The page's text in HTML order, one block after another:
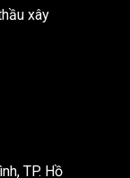
xây
TP. Hồ